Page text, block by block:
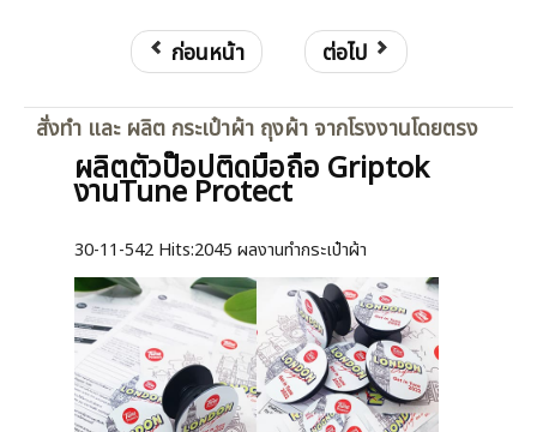
ก่อนหน้า ต่อไป
สั่งทำ และ ผลิต กระเป๋าผ้า ถุงผ้า จากโรงงานโดยตรง
ผลิตตัวป๊อปติดมือถือ Griptok
งานTune Protect
30-11-542 Hits:2045 ผลงานทำกระเป๋าผ้า